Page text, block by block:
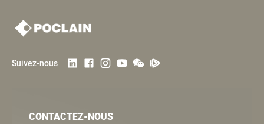
Suivez-nous
CONTACTEZ-NOUS